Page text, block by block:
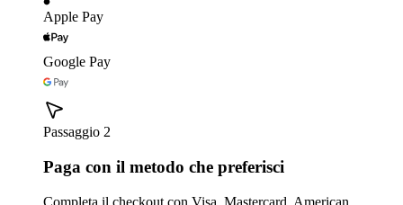
Apple Pay
Google Pay
Passaggio 2
Paga con il metodo che preferisci
Completa il checkout con Visa, Mastercard, American